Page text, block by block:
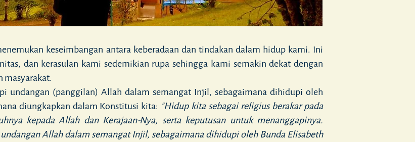
keseimbangan antara keberadaan dan tindakan dalam hidup kami. Ini
dan kerasulan kami sedemikian rupa sehingga kami semakin dekat dengan
masyarakat.
undangan (panggilan) Allah dalam semangat Injil, sebagaimana dihidupi oleh
diungkapkan dalam Konstitusi kita: "Hidup kita sebagai religius berakar pada
kepada Allah dan Kerajaan-Nya, serta keputusan untuk menanggapinya.
Allah dalam semangat Injil, sebagaimana dihidupi oleh Bunda Elisabeth